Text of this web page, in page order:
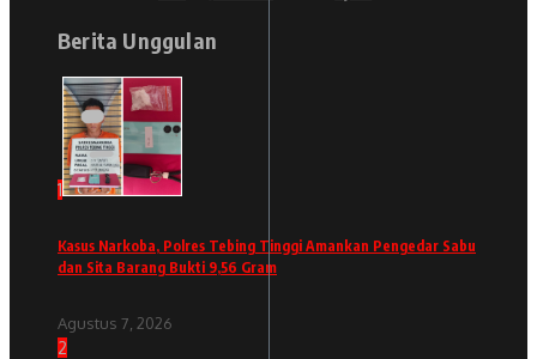
Berita Unggulan
1
Kasus Narkoba, Polres Tebing Tinggi Amankan Pengedar Sabu
dan Sita Barang Bukti 9,56 Gram
Agustus 7, 2026
2